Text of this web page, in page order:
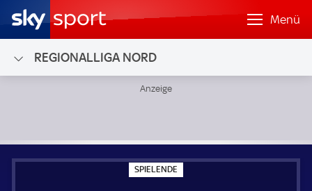
Menü
REGIONALLIGA NORD
SPIELENDE
P